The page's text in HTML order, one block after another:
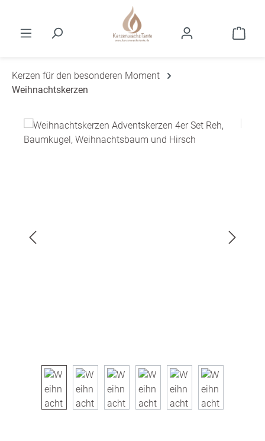
Kerzen für den besonderen Moment
Weihnachtskerzen
Bildergalerie überspringen